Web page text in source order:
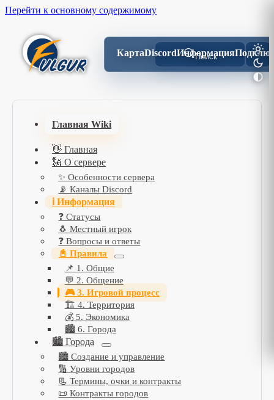
Перейти к основному содержимому
КартаDiscordИнформация
Поиск
Главная Wiki
👋 Главная
🗽 О сервере
✨ Особенности сервера
📡 Каналы Discord
ℹ️ Информация
❓ Статусы
🐧 Местный игрок
❓ Вопросы и ответы
📓 Правила
📌 1. Общие
💬 2. Общение
🎮 3. Игровой процесс
🏗️ 4. Территория
💰 5. Экономика
🏙️ 6. Города
🏙️ Города
🏙️ Создание и управление
🔢 Уровни городов
📃 Термины, очки и контракты
📜 Контракты городов